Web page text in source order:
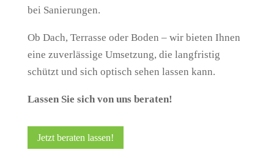
bei Sanierungen.
Ob Dach, Terrasse oder Boden – wir bieten Ihnen
eine zuverlässige Umsetzung, die langfristig
schützt und sich optisch sehen lassen kann.
Lassen Sie sich von uns beraten!
Jetzt beraten lassen!